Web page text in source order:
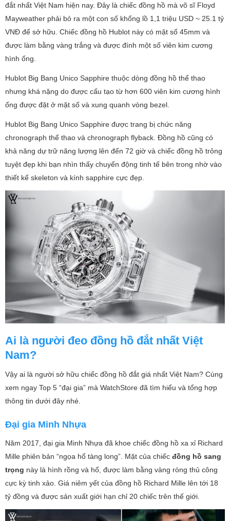
đắt nhất Việt Nam hiện nay. Đây là chiếc đồng hồ mà võ sĩ Floyd
Mayweather phải bỏ ra một con số khổng lồ 1,1 triệu USD ~ 25.1 tỷ
VNĐ để sở hữu. Chiếc đồng hồ Hublot này có mặt số 45mm và
được làm bằng vàng trắng và được đính một số viên kim cương
hình ống.
Hublot Big Bang Unico Sapphire thuộc dòng đồng hồ thể thao
nhưng khá nặng do được cấu tạo từ hơn 600 viên kim cương hình
ống được đặt ở mặt số và xung quanh vòng bezel.
Hublot Big Bang Unico Sapphire được trang bị chức năng
chronograph thể thao và chronograph flyback. Đồng hồ cũng có
khả năng dự trữ năng lượng lên đến 72 giờ và chiếc đồng hồ trông
tuyệt đẹp khi bạn nhìn thấy chuyển động tinh tế bên trong nhờ vào
thiết kế skeleton và kính sapphire cực đẹp.
Ai là người đeo đồng hồ đắt nhất Việt
Nam?
Vậy ai là người sở hữu chiếc đồng hồ đắt giá nhất Việt Nam? Cùng
xem ngay Top 5 “đại gia” mà WatchStore đã tìm hiểu và tổng hợp
thông tin dưới đây nhé.
Đại gia Minh Nhựa
Năm 2017, đại gia Minh Nhựa đã khoe chiếc đồng hồ xa xỉ Richard
Mille phiên bản “ngọa hổ tàng long”. Mặt của chiếc đồng hồ sang
trọng này là hình rồng và hổ, được làm bằng vàng ròng thủ công
cực kỳ tinh xảo. Giá niêm yết của đồng hồ Richard Mille lên tới 18
tỷ đồng và được sản xuất giới hạn chỉ 20 chiếc trên thế giới.